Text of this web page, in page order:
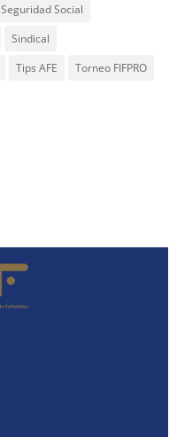
Seguridad Social
Sindical
Tips AFE
Torneo FIFPRO